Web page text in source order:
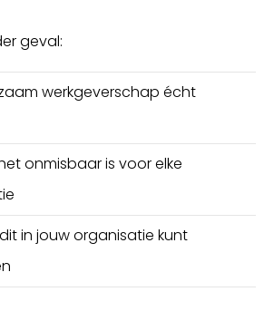
geval:
werkgeverschap écht
onmisbaar is voor elke
in jouw organisatie kunt